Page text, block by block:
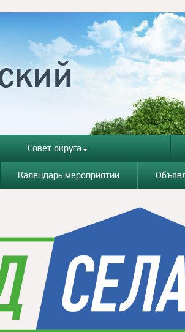
Совет округа
Календарь мероприятий